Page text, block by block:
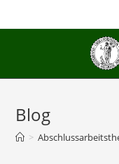
Inhalt
Blog
>